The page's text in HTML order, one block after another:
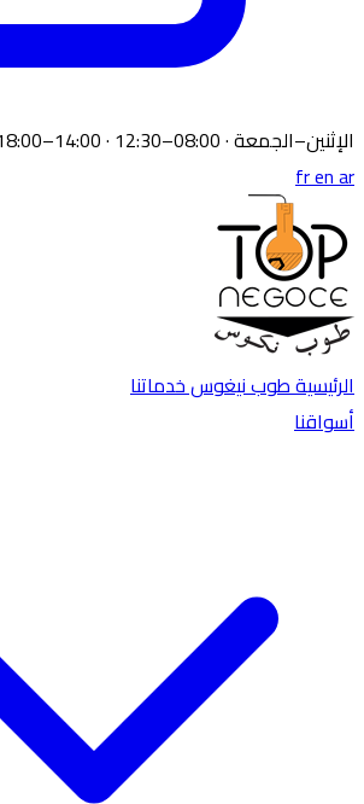
الإثنين–الجمعة · 08:00–12:30 · 14:00–18:00
frenar
الرئيسيةطوب نيغوسخدماتنا
أسواقنا